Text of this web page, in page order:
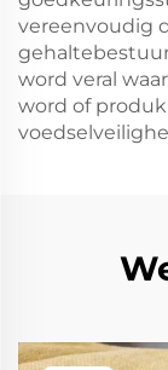
vereenvoudig
word veral
word of